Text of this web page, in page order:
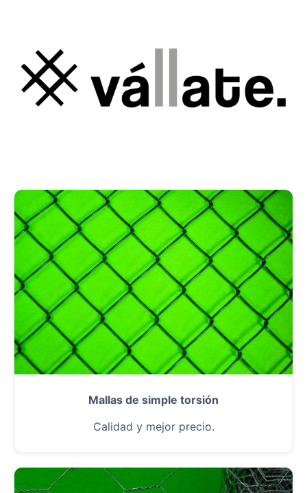
Mallas de simple torsión
Calidad y mejor precio.